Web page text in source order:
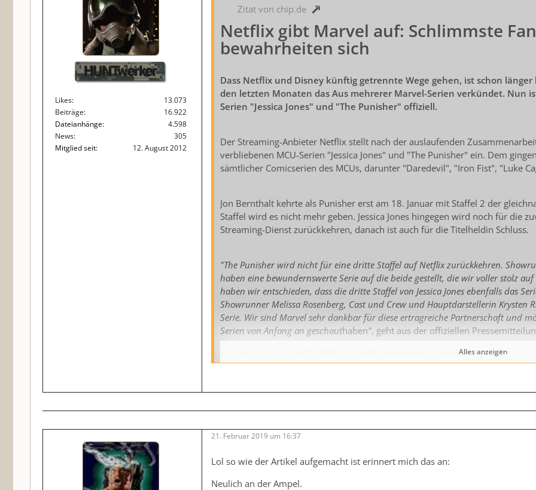
HUNTwerker
Likes
13.073
Beiträge
16.922
Dateianhänge
4.598
News
305
Mitglied seit
12. August 2012
Zitat von chip.de
Netflix gibt Marvel auf: Schlimmste
bewahrheiten sich
Dass Netflix und Disney künftig getrennte Wege gehen, ist schon
den letzten Monaten das Aus mehrerer Marvel-Serien verkündet. Nun
Serien "Jessica Jones" und "The Punisher" offiziell.
Der Streaming-Anbieter Netflix stellt nach der auslaufenden
verbliebenen MCU-Serien "Jessica Jones" und "The Punisher" ein. Dem
sämtlicher Comicserien des MCUs, darunter "Daredevil", "Iron Fist", "Luke
Jon Bernthalt kehrte als Punisher erst am 18. Januar mit Staffel 2 der
Staffel wird es nicht mehr geben. Jessica Jones hingegen wird noch für die
Streaming-Dienst zurückkehren, danach ist auch für die Titelheldin Schluss.
"The Punisher wird nicht für eine dritte Staffel auf Netflix zurückkehren.
haben eine bewundernswerte Serie auf die beide gestellt, die wir voller stolz
haben wir entschieden, dass die dritte Staffel von Jessica Jones ebenfalls das
Showrunner Melissa Rosenberg, Cast und Crew und Hauptdarstellerin
Serie. Wir sind Marvel sehr dankbar für diese ertragreiche Partnerschaft und
Serien von Anfang an geschauthaben", geht aus der offiziellen
Erstmals mit 4K & HDR: Netflix kündigt neues Film-Experiment an
Das Aus sämtlicher Marvel-Serien kommt allerdings nicht von Ungefähr,
Disneys eigenem Streaming-Dienst
an. Denn obwohl Netflix bis dato als
ausstrahlte, wurden diese nicht im eigenen Haus produziert. Dafür waren
Alles anzeigen
21. Februar 2019 um 16:37
Lol so wie der Artikel aufgemacht ist erinnert mich das an:
Neulich an der Ampel.